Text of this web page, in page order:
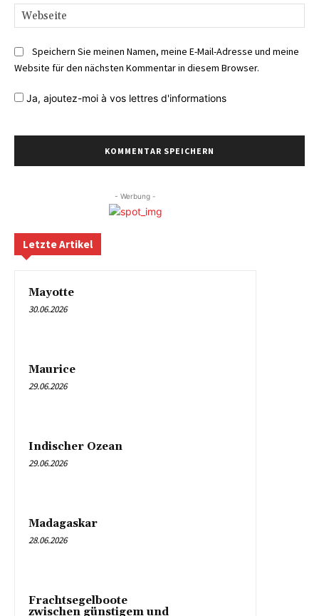
Speichern Sie meinen Namen, meine E-Mail-Adresse und meine
Website für den nächsten Kommentar in diesem Browser.
Ja, ajoutez-moi à vos lettres d'informations
- Werbung -
Letzte Artikel
Mayotte
30.06.2026
Maurice
29.06.2026
Indischer Ozean
29.06.2026
Madagaskar
28.06.2026
Frachtsegelboote
zwischen günstigem und